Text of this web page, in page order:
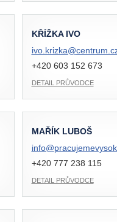
KŘÍŽKA IVO
ivo.krizka@
+420 603 152 673
DETAIL PRŮVODCE
MAŘÍK LUBOŠ
info@
+420 777 238 115
DETAIL PRŮVODCE